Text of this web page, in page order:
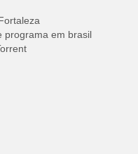
programa em brasil